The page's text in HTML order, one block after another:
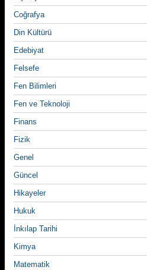
Coğrafya
Din Kültürü
Edebiyat
Felsefe
Fen Bilimleri
Fen ve Teknoloji
Finans
Fizik
Genel
Güncel
Hikayeler
Hukuk
İnkılap Tarihi
Kimya
Matematik